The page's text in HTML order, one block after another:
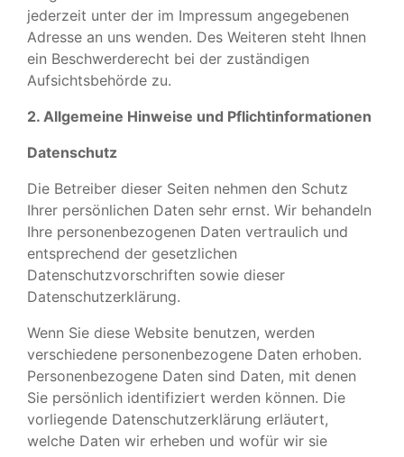
jederzeit unter der im Impressum angegebenen
Adresse an uns wenden. Des Weiteren steht Ihnen
ein Beschwerderecht bei der zuständigen
Aufsichtsbehörde zu.
2. Allgemeine Hinweise und Pflichtinformationen
Datenschutz
Die Betreiber dieser Seiten nehmen den Schutz
Ihrer persönlichen Daten sehr ernst. Wir behandeln
Ihre personenbezogenen Daten vertraulich und
entsprechend der gesetzlichen
Datenschutzvorschriften sowie dieser
Datenschutzerklärung.
Wenn Sie diese Website benutzen, werden
verschiedene personenbezogene Daten erhoben.
Personenbezogene Daten sind Daten, mit denen
Sie persönlich identifiziert werden können. Die
vorliegende Datenschutzerklärung erläutert,
welche Daten wir erheben und wofür wir sie